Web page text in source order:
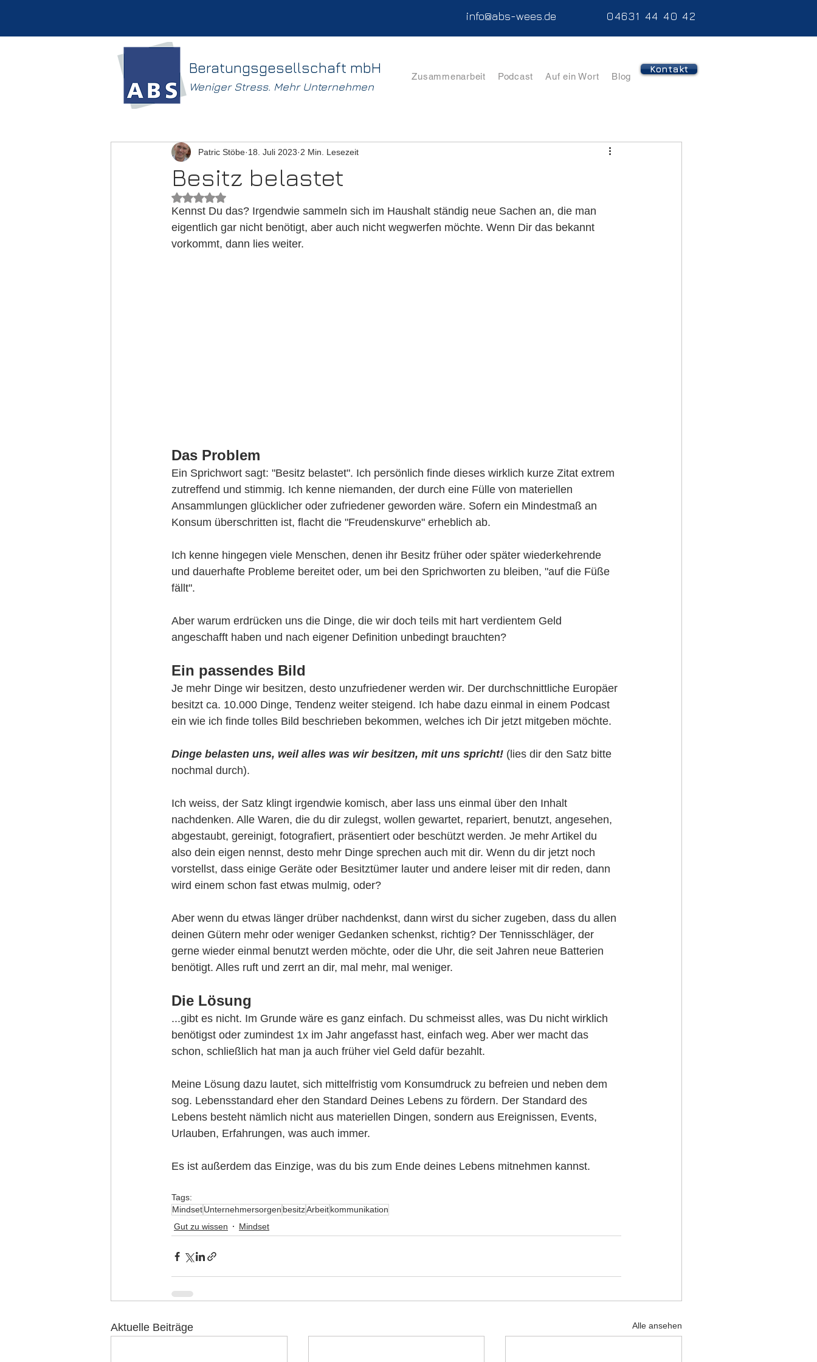
info@abs-wees.de 04631 44 40 42
Beratungsgesellschaft mbH
Weniger Stress. Mehr Unternehmen
Zusammenarbeit Podcast Auf ein Wort Blog
Kontakt
Besitz belastet
Patric Stöbe 18. Juli 2023 2 Min. Lesezeit
Mit NaN von 5 Sternen bewertet.
Kennst Du das? Irgendwie sammeln sich im Haushalt ständig neue Sachen an, die man
eigentlich gar nicht benötigt, aber auch nicht wegwerfen möchte. Wenn Dir das bekannt
vorkommt, dann lies weiter.
Das Problem
Ein Sprichwort sagt: "Besitz belastet". Ich persönlich finde dieses wirklich kurze Zitat extrem
zutreffend und stimmig. Ich kenne niemanden, der durch eine Fülle von materiellen
Ansammlungen glücklicher oder zufriedener geworden wäre. Sofern ein Mindestmaß an
Konsum überschritten ist, flacht die "Freudenskurve" erheblich ab.
Ich kenne hingegen viele Menschen, denen ihr Besitz früher oder später wiederkehrende
und dauerhafte Probleme bereitet oder, um bei den Sprichworten zu bleiben, "auf die Füße
fällt".
Aber warum erdrücken uns die Dinge, die wir doch teils mit hart verdientem Geld
angeschafft haben und nach eigener Definition unbedingt brauchten?
Ein passendes Bild
Je mehr Dinge wir besitzen, desto unzufriedener werden wir. Der durchschnittliche Europäer
besitzt ca. 10.000 Dinge, Tendenz weiter steigend. Ich habe dazu einmal in einem Podcast
ein wie ich finde tolles Bild beschrieben bekommen, welches ich Dir jetzt mitgeben möchte.
Dinge belasten uns, weil alles was wir besitzen, mit uns spricht! (lies dir den Satz bitte
nochmal durch).
Ich weiss, der Satz klingt irgendwie komisch, aber lass uns einmal über den Inhalt
nachdenken. Alle Waren, die du dir zulegst, wollen gewartet, repariert, benutzt, angesehen,
abgestaubt, gereinigt, fotografiert, präsentiert oder beschützt werden. Je mehr Artikel du
also dein eigen nennst, desto mehr Dinge sprechen auch mit dir. Wenn du dir jetzt noch
vorstellst, dass einige Geräte oder Besitztümer lauter und andere leiser mit dir reden, dann
wird einem schon fast etwas mulmig, oder?
Aber wenn du etwas länger drüber nachdenkst, dann wirst du sicher zugeben, dass du allen
deinen Gütern mehr oder weniger Gedanken schenkst, richtig? Der Tennisschläger, der
gerne wieder einmal benutzt werden möchte, oder die Uhr, die seit Jahren neue Batterien
benötigt. Alles ruft und zerrt an dir, mal mehr, mal weniger.
Die Lösung
...gibt es nicht. Im Grunde wäre es ganz einfach. Du schmeisst alles, was Du nicht wirklich
benötigst oder zumindest 1x im Jahr angefasst hast, einfach weg. Aber wer macht das
schon, schließlich hat man ja auch früher viel Geld dafür bezahlt.
Meine Lösung dazu lautet, sich mittelfristig vom Konsumdruck zu befreien und neben dem
sog. Lebensstandard eher den Standard Deines Lebens zu fördern. Der Standard des
Lebens besteht nämlich nicht aus materiellen Dingen, sondern aus Ereignissen, Events,
Urlauben, Erfahrungen, was auch immer.
Es ist außerdem das Einzige, was du bis zum Ende deines Lebens mitnehmen kannst.
Tags:
MindsetUnternehmersorgen besitzArbeitkommunikation
Gut zu wissen
Mindset
Aktuelle Beiträge Alle ansehen